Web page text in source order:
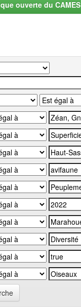
ouverte du CAMES